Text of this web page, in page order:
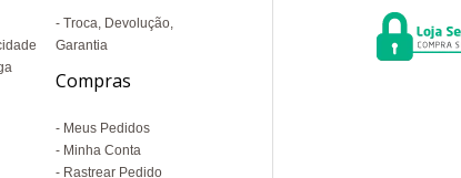
Troca, Devolução,
Garantia
Compras
Meus Pedidos
Minha Conta
Rastrear Pedido